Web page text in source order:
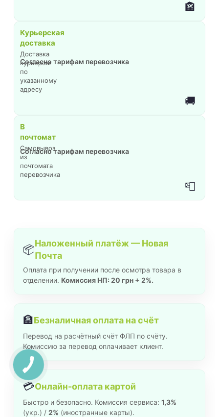
🏤
🚚
Курьерская
доставка
Доставка
курьером
по
указанному
адресу
Согласно тарифам перевозчика
📮
В
почтомат
Самовывоз
из
почтомата
перевозчика
Согласно тарифам перевозчика
📦Наложенный платёж — Новая
Почта
Оплата при получении после осмотра товара в
отделении. Комиссия НП: 20 грн + 2%.
🏦Безналичная оплата на счёт
Перевод на расчётный счёт ФЛП по счёту.
Комиссию за перевод оплачивает клиент.
💳Онлайн-оплата картой
Быстро и безопасно. Комиссия сервиса: 1,3%
(укр.) / 2% (иностранные карты).